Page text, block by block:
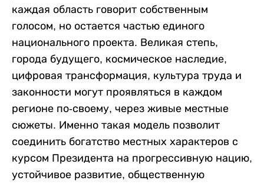
каждая область говорит собственным
голосом, но остается частью единого
национального проекта. Великая степь,
города будущего, космическое наследие,
цифровая трансформация, культура труда и
законности могут проявляться в каждом
регионе по-своему, через живые местные
сюжеты. Именно такая модель позволит
соединить богатство местных характеров с
курсом Президента на прогрессивную нацию,
устойчивое развитие, общественную